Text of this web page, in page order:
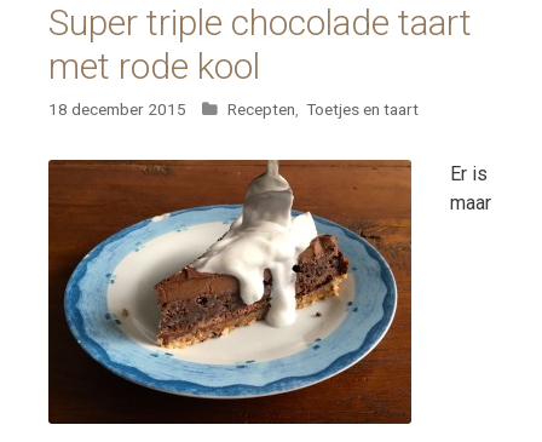
Super triple chocolade taart
met rode kool
18 december 2015 Categorieën
Recepten Toetjes en taart
Er is
maar